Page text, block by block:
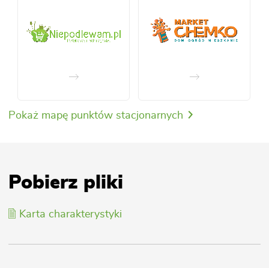
Pokaż mapę punktów stacjonarnych
Pobierz pliki
Karta charakterystyki